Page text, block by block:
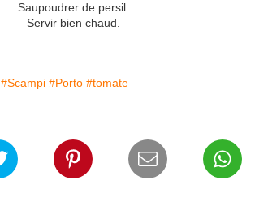
Saupoudrer de persil.
Servir bien chaud.
#Scampi #Porto #tomate